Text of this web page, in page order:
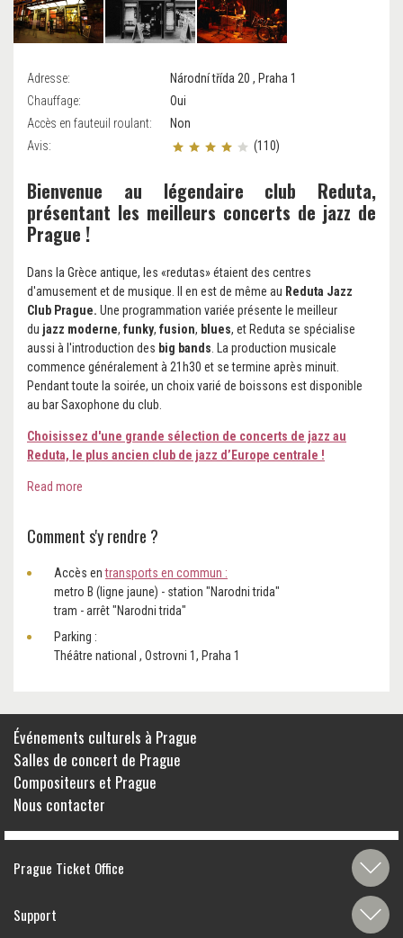
Adresse:
Národní třída 20 , Praha 1
Chauffage:
Oui
Accès en fauteuil roulant:
Non
Avis:
(110)
Bienvenue au légendaire club Reduta,
présentant les meilleurs concerts de jazz de
Prague !
Dans la Grèce antique, les «redutas» étaient des centres
d'amusement et de musique. Il en est de même au Reduta Jazz
Club Prague. Une programmation variée présente le meilleur
du jazz moderne, funky, fusion, blues, et Reduta se spécialise
aussi à l'introduction des big bands. La production musicale
commence généralement à 21h30 et se termine après minuit.
Pendant toute la soirée, un choix varié de boissons est disponible
au bar Saxophone du club.
Choisissez d'une grande sélection de concerts de jazz au
Reduta, le plus ancien club de jazz d’Europe centrale !
Read more
Comment s'y rendre ?
Accès entransports en commun :
metro B (ligne jaune) - station "Narodni trida"
tram - arrêt "Narodni trida"
Parking :
Théâtre national , Ostrovni 1, Praha 1
Événements culturels à Prague
Salles de concert de Prague
Compositeurs et Prague
Nous contacter
Prague Ticket Office
Support